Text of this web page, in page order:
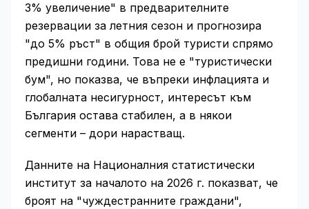
3% увеличение" в предварителните
резервации за летния сезон и прогнозира
"до 5% ръст" в общия брой туристи спрямо
предишни години. Това не е "туристически
бум", но показва, че въпреки инфлацията и
глобалната несигурност, интересът към
България остава стабилен, а в някои
сегменти – дори нарастващ.
Данните на Националния статистически
институт за началото на 2026 г. показват, че
броят на "чуждестранните граждани",